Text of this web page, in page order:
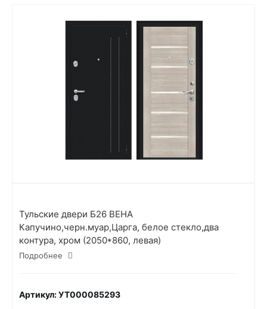
Тульские двери Б26 ВЕНА
Капучино,черн.муар,Царга, белое стекло,два
контура, хром (2050*860, левая)
Подробнее
Артикул: УТ000085293